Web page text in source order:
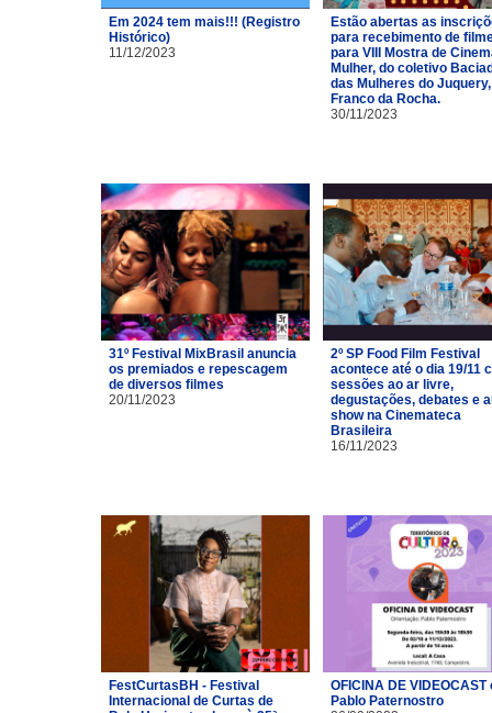
Em 2024 tem mais!!! (Registro
Histórico)
11/12/2023
Estão abertas as
para recebimento de
para VIII Mostra de
Mulher, do coletivo
das Mulheres do
Franco da Rocha.
30/11/2023
31º Festival MixBrasil anuncia
os premiados e repescagem
de diversos filmes
20/11/2023
2º SP Food Film Festival
acontece até o dia 19/11
sessões ao ar livre,
degustações, debates e
show na Cinemateca
Brasileira
16/11/2023
FestCurtasBH - Festival
Internacional de Curtas de
OFICINA DE VIDEOCAST
Pablo Paternostro